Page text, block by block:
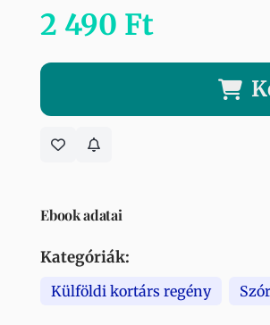
2 490 Ft
Ebook adatai
Kategóriák:
Külföldi kortárs regény